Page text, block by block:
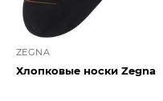
ZEGNA
Хлопковые носки Zegna